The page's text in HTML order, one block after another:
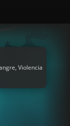
Violencia